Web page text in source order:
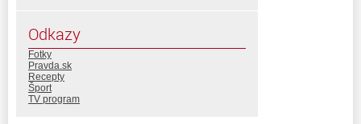
Odkazy
Fotky
Pravda.sk
Recepty
Šport
TV program